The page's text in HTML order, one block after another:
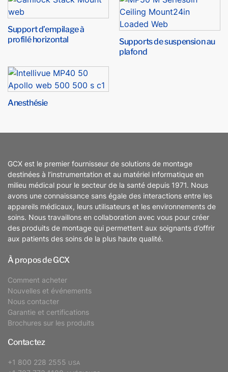
Support d’empilage à
profilé horizontal
Supports de suspension au
plafond
Anesthésie
GCX est le premier fournisseur de solutions de montage
destinées à l’instrumentation et au matériel informatique en
milieu médical pour le secteur de la santé depuis 1971. Nous
avons une connaissance sans égale des interactions entre les
appareils médicaux, leurs utilisateurs et les environnements de
soins. Nous travaillons en collaboration avec vous pour créer
des produits de montage qui permettent aux soignants d’offrir
aux patients des soins de la plus haute qualité.
À propos de GCX
Comment acheter
Nouvelles et événements
Nous contacter
Garantie et certifications
Brochures sur les produits
Contactez
+1 800 228 2555 USA